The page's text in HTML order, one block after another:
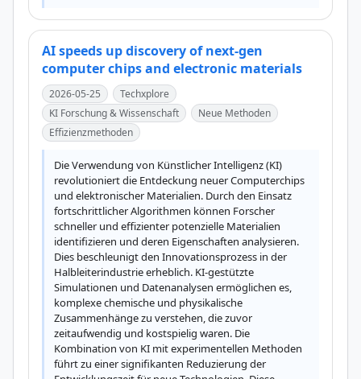
AI speeds up discovery of next-gen
computer chips and electronic materials
2026-05-25
Techxplore
KI Forschung & Wissenschaft
Neue Methoden
Effizienzmethoden
Die Verwendung von Künstlicher Intelligenz (KI)
revolutioniert die Entdeckung neuer Computerchips
und elektronischer Materialien. Durch den Einsatz
fortschrittlicher Algorithmen können Forscher
schneller und effizienter potenzielle Materialien
identifizieren und deren Eigenschaften analysieren.
Dies beschleunigt den Innovationsprozess in der
Halbleiterindustrie erheblich. KI-gestützte
Simulationen und Datenanalysen ermöglichen es,
komplexe chemische und physikalische
Zusammenhänge zu verstehen, die zuvor
zeitaufwendig und kostspielig waren. Die
Kombination von KI mit experimentellen Methoden
führt zu einer signifikanten Reduzierung der